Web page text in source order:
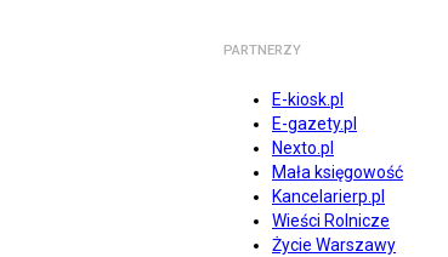
PARTNERZY
E-kiosk.pl
E-gazety.pl
Nexto.pl
Mała księgowość
Kancelarierp.pl
Wieści Rolnicze
Życie Warszawy